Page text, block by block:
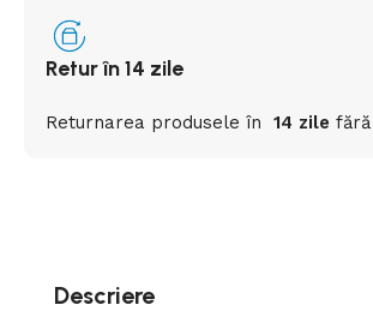
Retur în 14 zile
Returnarea produseleîn 14 zile fără
Descriere